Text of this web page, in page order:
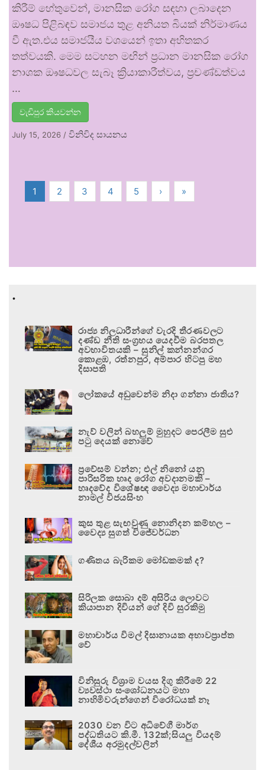
කිරීම් හේතුවෙන්, මානසික රෝග සඳහා ලබාදෙන
ඖෂධ පිළිබඳව සමාජය තුළ අනියත බියක් නිර්මාණය
වී ඇත.එය සමාජයීය වශයෙන් ඉතා අහිතකර
තත්වයකි. මෙම සටහන මඟින් ප්‍රධාන මානසික රෝග
නාශක ඖෂධවල සැබෑ ක්‍රියාකාරීත්වය, ප්‍රචණ්ඩත්වය
…
වැඩිපුර කියවන්න
July 15, 2026 / විනිවිද සායනය
1 2 3 4 5 › »
.
රාජ්‍ය නිලධාරීන්ගේ වැරදි තීරණවලට
දණ්ඩ නීති සංග්‍රහය යෙදවීම බරපතල
අවභාවිතයකි – සුනිල් කන්නන්ගර
කොළඹ, රත්නපුර, අම්පාර හිටපු මහ
දිසාපති
ලෝකයේ අඩුවෙන්ම නිදා ගන්නා ජාතිය?
නැව් වලින් බහලුම් මුහුදට පෙරලීම සුළු
පටු දෙයක් නොවේ
ප්‍රවේසම් වන්න; එල් නිනෝ යනු
පාරිසරික හෘද රෝග අවදානමකි –
හෘදවේද විශේෂඥ වෛද්‍ය මහාචාර්ය
නාමල් විජයසිංහ
කුස තුළ සැඟවුණු නොනිදන කම්හල –
වෛද්‍ය සුගත් විජේවර්ධන
ගණිතය බැරිකම මෝඩකමක් ද?
සිරිලක සොබා දම් අසිරිය ලොවට
කියාපාන දිවියන් ගේ දිවි සුරකිමු
මහාචාර්ය විමල් දිසානායක අභාවප්‍රාප්ත
වේ
විනිසුරු විශ්‍රාම වයස දිගු කිරීමේ 22
ව්‍යවස්ථා සංශෝධනයට මහා
නාහිමිවරුන්ගෙන් විරෝධයක් නෑ
2030 වන විට අධිවේගී මාර්ග
පද්ධතියට කි.මී. 132ක්;සියලු වියදම්
දේශීය අරමුදල්වලින්